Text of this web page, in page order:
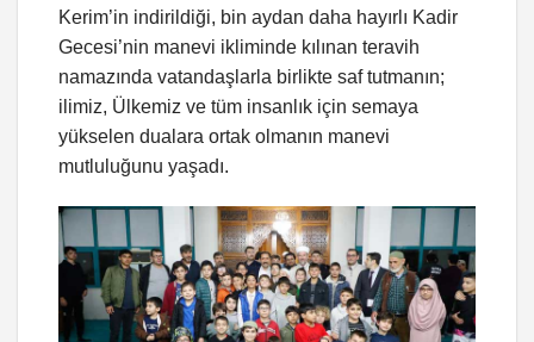
Kerim’in indirildiği, bin aydan daha hayırlı Kadir
Gecesi’nin manevi ikliminde kılınan teravih
namazında vatandaşlarla birlikte saf tutmanın;
ilimiz, Ülkemiz ve tüm insanlık için semaya
yükselen dualara ortak olmanın manevi
mutluluğunu yaşadı.